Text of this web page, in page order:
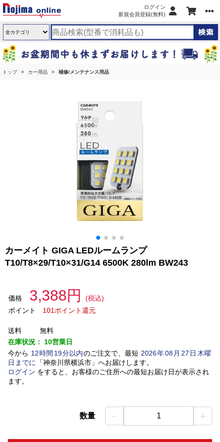
ログイン
新規会員登録(無料)
トップ カー用品 補修/メンテナンス用品
カーメイト GIGA LEDルームランプ
T10/T8×29/T10×31/G14 6500K 280lm BW243
価格 3,388円
(税込)
ポイント
101ポイント還元
送料
無料
在庫状況： 10営業日
今から 12時間 19分以内のご注文で、最短 2026年08 月 27 日木曜
日 までに 「神奈川県横浜市」 へお届けします。
ログイン をすると、お客様のご住所への最短お届け日が表示され
ます。
数量 － 1 ＋